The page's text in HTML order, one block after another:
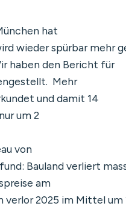
hat
wieder spürbar mehr
haben den Bericht für
Mehr
und damit 14
um 2
von
Bauland verliert
am
2025 im Mittel um